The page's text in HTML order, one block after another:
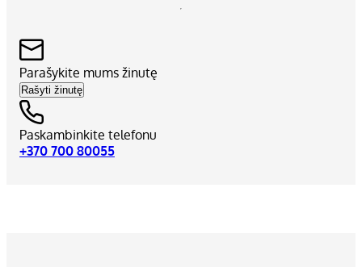
Parašykite mums žinutę
Rašyti žinutę
Paskambinkite telefonu
+370 700 80055